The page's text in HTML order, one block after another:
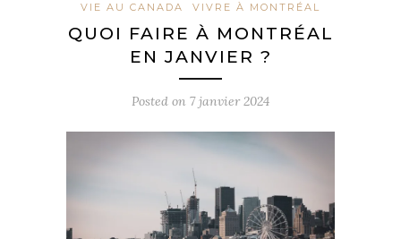
VIE AU CANADA
VIVRE À MONTRÉAL
QUOI FAIRE À MONTRÉAL
EN JANVIER ?
Posted on 7 janvier 2024